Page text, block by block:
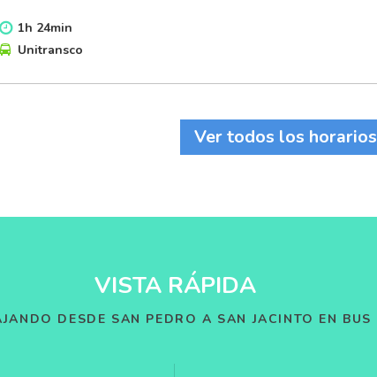
1h 24min
Unitransco
Ver todos los horarios
VISTA RÁPIDA
DESDE SAN PEDRO A SAN JACINTO EN BUS